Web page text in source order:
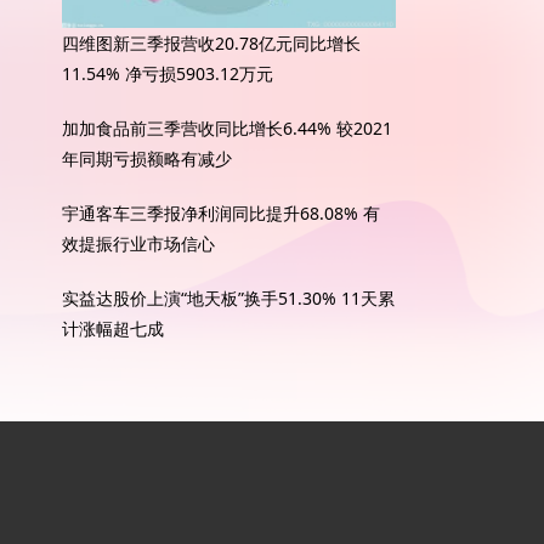
四维图新三季报营收20.78亿元同比增长
11.54% 净亏损5903.12万元
加加食品前三季营收同比增长6.44% 较2021
年同期亏损额略有减少
宇通客车三季报净利润同比提升68.08% 有
效提振行业市场信心
实益达股价上演“地天板”换手51.30% 11天累
计涨幅超七成